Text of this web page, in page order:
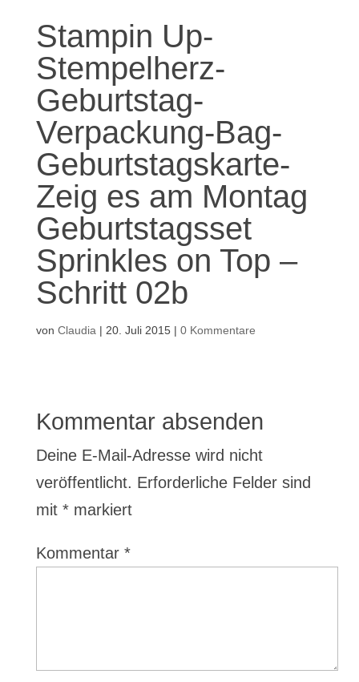
Stampin Up-
Stempelherz-
Geburtstag-
Verpackung-Bag-
Geburtstagskarte-
Zeig es am Montag
Geburtstagsset
Sprinkles on Top –
Schritt 02b
von Claudia | 20. Juli 2015| 0 Kommentare
Kommentar absenden
Deine E-Mail-Adresse wird nicht
veröffentlicht. Erforderliche Felder sind
mit *markiert
Kommentar *